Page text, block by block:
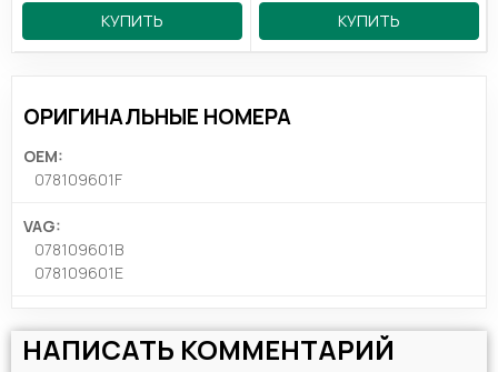
КУПИТЬ КУПИТЬ
ОРИГИНАЛЬНЫЕ НОМЕРА
OEM:
078109601F
VAG:
078109601B
078109601E
НАПИСАТЬ КОММЕНТАРИЙ